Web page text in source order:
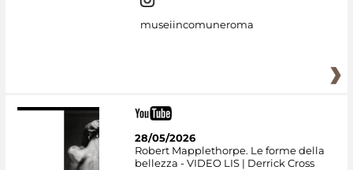
museiincomuneroma
28/05/2026
Robert Mapplethorpe. Le forme della
bellezza - VIDEO LIS | Derrick Cross